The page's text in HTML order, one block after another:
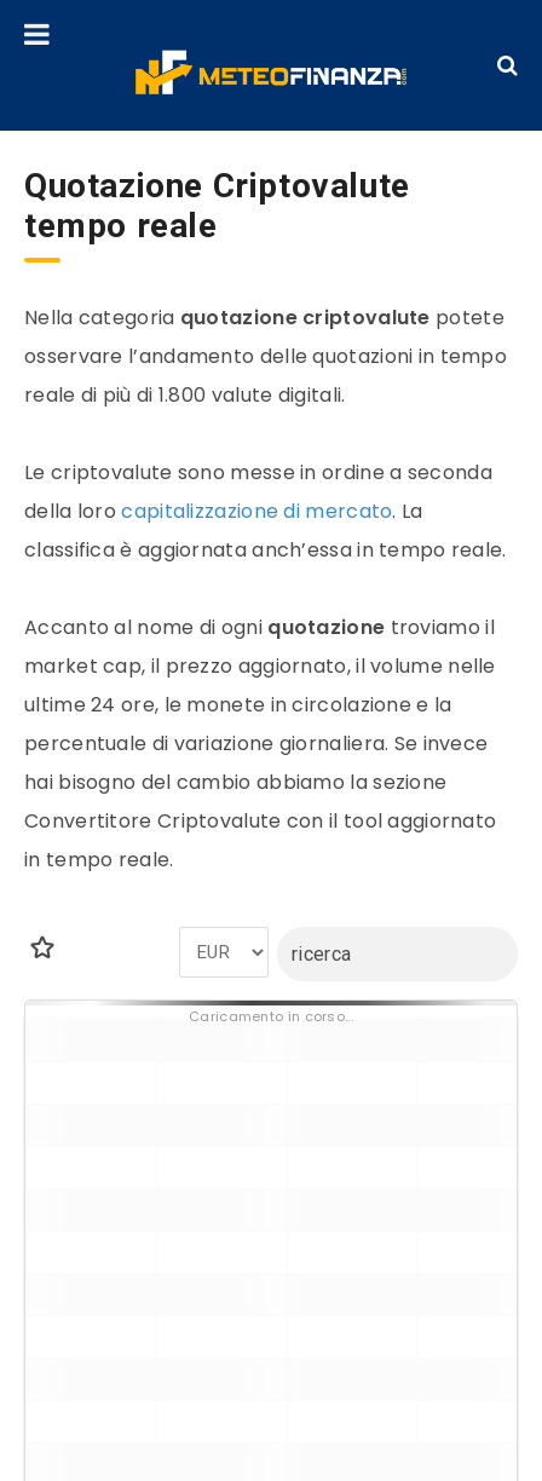
Quotazione Criptovalute
tempo reale
Nella categoria quotazione criptovalute potete
osservare l’andamento delle quotazioni in tempo
reale di più di 1.800 valute digitali.
Le criptovalute sono messe in ordine a seconda
della lorocapitalizzazione di mercato. La
classifica è aggiornata anch’essa in tempo reale.
Accanto al nome di ogniquotazione troviamo il
market cap, il prezzo aggiornato, il volume nelle
ultime 24 ore, le monete in circolazione e la
percentuale di variazione giornaliera. Se invece
hai bisogno del cambio abbiamo la sezione
Convertitore Criptovalute con il tool aggiornato
in tempo reale.
Caricamento in corso...